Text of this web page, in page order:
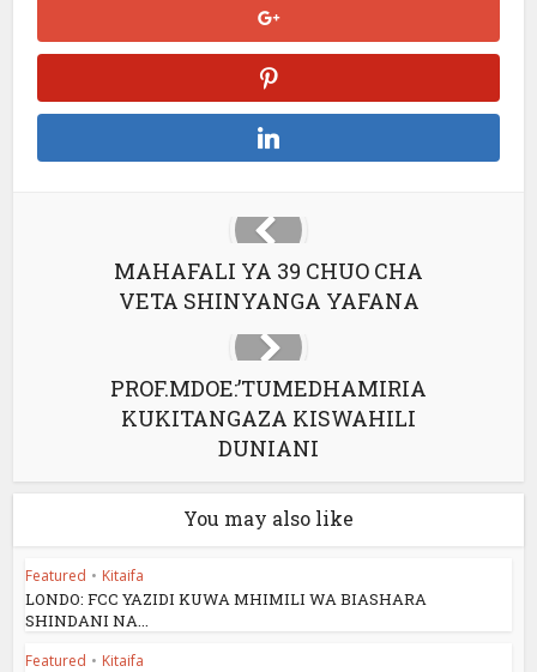
MAHAFALI YA 39 CHUO CHA
VETA SHINYANGA YAFANA
PROF.MDOE:’TUMEDHAMIRIA
KUKITANGAZA KISWAHILI
DUNIANI
You may also like
Featured • Kitaifa
LONDO: FCC YAZIDI KUWA MHIMILI WA BIASHARA
SHINDANI NA...
Featured • Kitaifa